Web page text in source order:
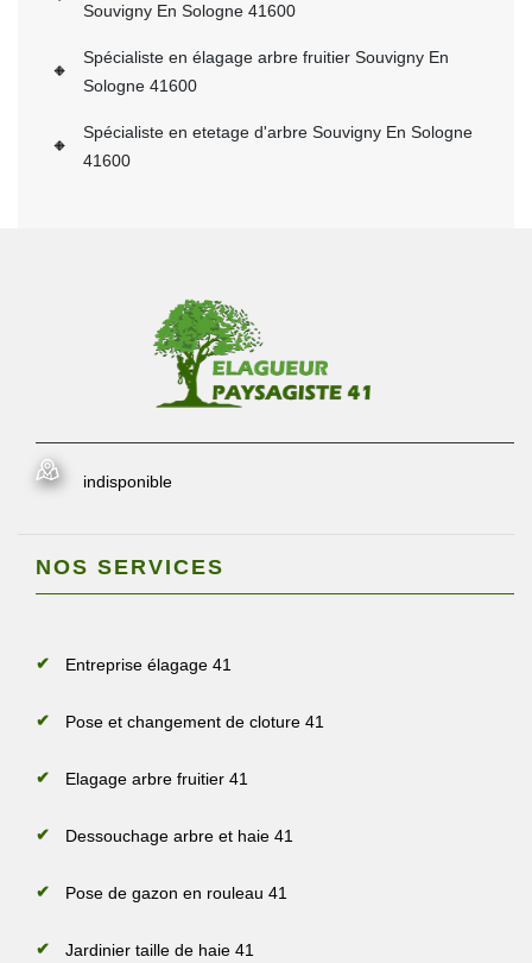
Souvigny En Sologne 41600
Spécialiste en élagage arbre fruitier Souvigny En
Sologne 41600
Spécialiste en etetage d'arbre Souvigny En Sologne
41600
indisponible
NOS SERVICES
Entreprise élagage 41
Pose et changement de cloture 41
Elagage arbre fruitier 41
Dessouchage arbre et haie 41
Pose de gazon en rouleau 41
Jardinier taille de haie 41